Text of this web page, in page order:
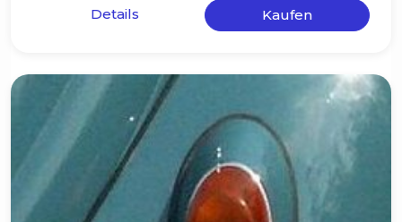
Details Kaufen